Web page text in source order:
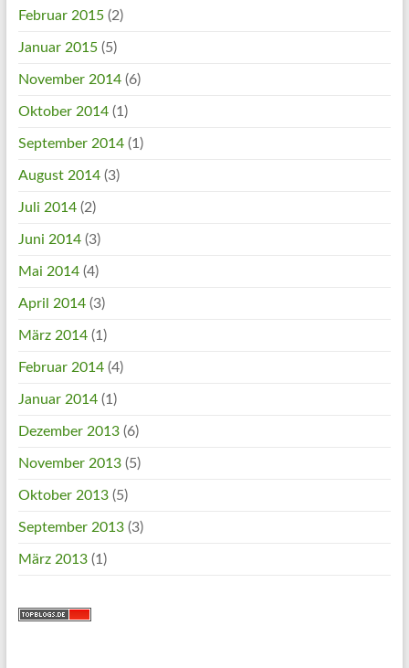
Februar 2015(2)
Januar 2015(5)
November 2014(6)
Oktober 2014(1)
September 2014(1)
August 2014(3)
Juli 2014(2)
Juni 2014(3)
Mai 2014(4)
April 2014(3)
März 2014(1)
Februar 2014(4)
Januar 2014(1)
Dezember 2013(6)
November 2013(5)
Oktober 2013(5)
September 2013(3)
März 2013(1)